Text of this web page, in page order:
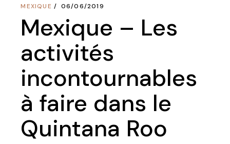
MEXIQUE 06/06/2019
Mexique – Les
activités
incontournables
à faire dans le
Quintana Roo